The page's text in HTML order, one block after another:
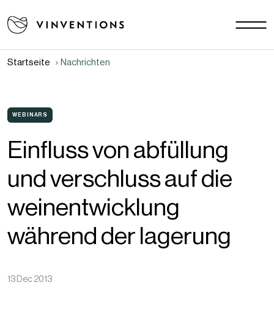
Unsere Lösungen
Ihre Herausforderungen
Kontakt
Karriere
Nachrichten
Datenbank
FAQ
Startseite Nachrichten
WEBINARS
Einfluss von abfüllung
und verschluss auf die
weinentwicklung
während der lagerung
13 Dec 2013